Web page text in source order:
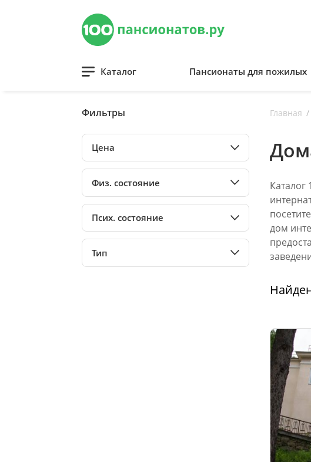
Каталог Пансионаты для пожилых
Фильтры
Цена
Физ. состояние
Псих. состояние
Тип
Главная
дом